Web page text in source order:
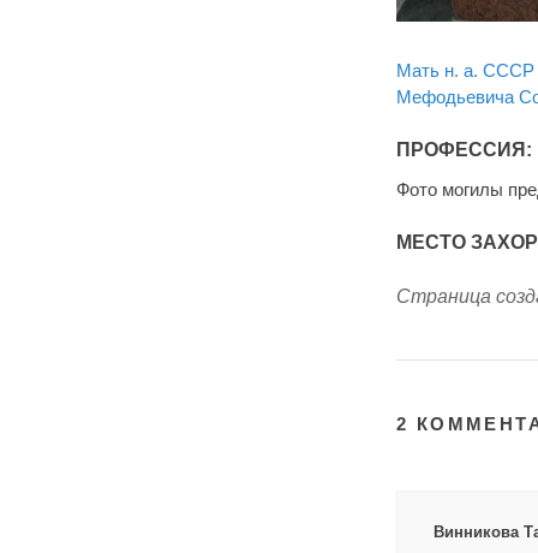
Мать н. а. СССР
Мефодьевича
ПРОФЕССИЯ:
Фото могилы
МЕСТО
Страница
2
Винникова